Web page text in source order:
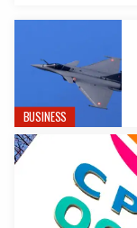
BUSINESS